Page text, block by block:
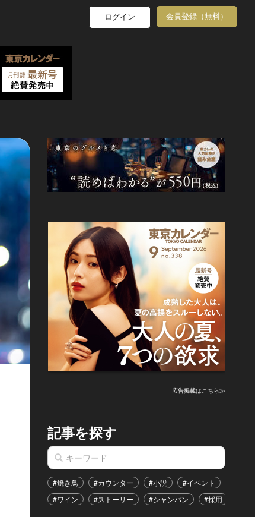
ログイン 会員登録（無料）
広告掲載はこちら≫
記事を探す
#焼き鳥 #カウンター #小説 #イベント
#ワイン
#ストーリー #シャンパン #採用